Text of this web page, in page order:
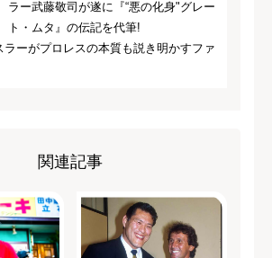
ラー武藤敬司が遂に『“悪の化身"グレー
ト・ムタ』の伝記を代筆!
ラーがプロレスの本質も説き明かすファ
関連記事